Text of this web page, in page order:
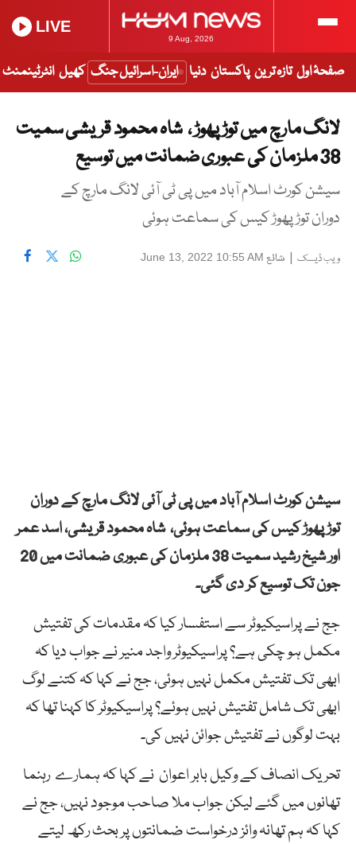
9 Aug, 2026
LIVE
صفحۂ اول تازہ ترین پاکستان دنیا ایران-اسرائیل جنگ کھیل انٹرٹینمنٹ
لانگ مارچ میں توڑ پھوڑ ، شاہ محمود قریشی سمیت
38 ملزمان کی عبوری ضمانت میں توسیع
سیشن کورٹ اسلام آباد میں پی ٹی آئی لانگ مارچ کے
دوران توڑ پھوڑ کیس کی سماعت ہوئی
ویب ڈیسک | شائع June 13, 2022 10:55 AM
سیشن کورٹ اسلام آباد میں پی ٹی آئی لانگ مارچ کے دوران
توڑ پھوڑ کیس کی سماعت ہوئی، شاہ محمود قریشی، اسد عمر
اور شیخ رشید سمیت 38 ملزمان کی عبوری ضمانت میں 20
جون تک توسیع کر دی گئی۔
جج نے پراسیکیوٹر سے استفسار کیا کہ مقدمات کی تفتیش
مکمل ہو چکی ہے؟ پراسیکیوٹر واجد منیر نے جواب دیا کہ
ابھی تک تفتیش مکمل نہیں ہوئی، جج نے کہا کہ کتنے لوگ
ابھی تک شامل تفتیش نہیں ہوئے؟ پراسیکیوٹر کا کہنا تھا کہ
بہت لوگوں نے تفتیش جوائن نہیں کی۔
تحریک انصاف کے وکیل بابر اعوان نے کہا کہ ہمارے رہنما
تھانوں میں گئے لیکن جواب ملا صاحب موجود نہیں، جج نے
کہا کہ ہم تھانہ وائز درخواست ضمانتوں پر بحث رکھ لیتے